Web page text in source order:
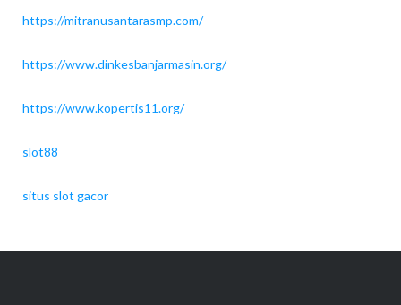
https://mitranusantarasmp.com/
https://www.dinkesbanjarmasin.org/
https://www.kopertis11.org/
slot88
situs slot gacor